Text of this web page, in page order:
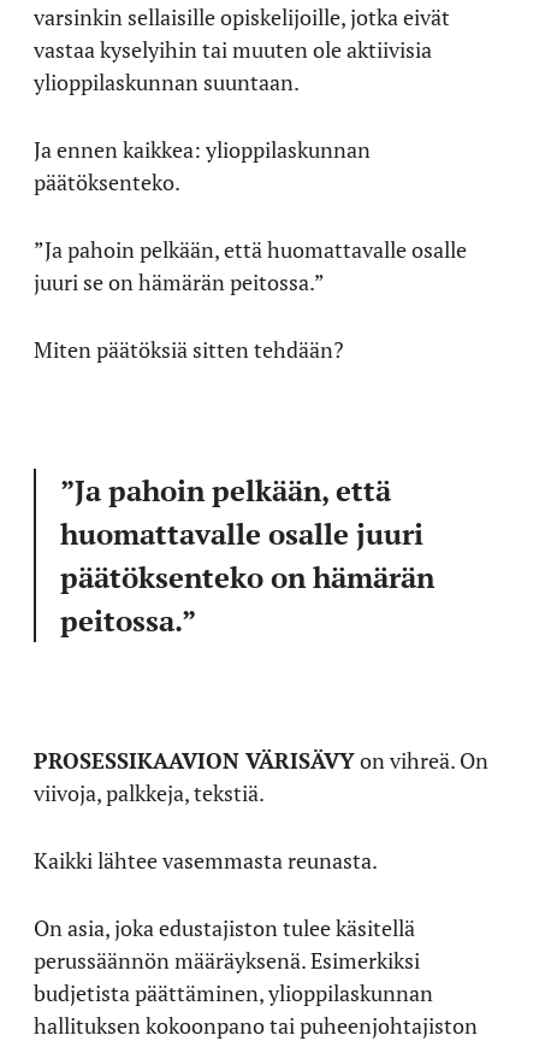
varsinkin sellaisille opiskelijoille, jotka eivät
vastaa kyselyihin tai muuten ole aktiivisia
ylioppilaskunnan suuntaan.
Ja ennen kaikkea: ylioppilaskunnan
päätöksenteko.
”Ja pahoin pelkään, että huomattavalle osalle
juuri se on hämärän peitossa.”
Miten päätöksiä sitten tehdään?
”Ja pahoin pelkään, että
huomattavalle osalle juuri
päätöksenteko on hämärän
peitossa.”
PROSESSIKAAVION VÄRISÄVYon vihreä. On
viivoja, palkkeja, tekstiä.
Kaikki lähtee vasemmasta reunasta.
On asia, joka edustajiston tulee käsitellä
perussäännön määräyksenä. Esimerkiksi
budjetista päättäminen, ylioppilaskunnan
hallituksen kokoonpano tai puheenjohtajiston